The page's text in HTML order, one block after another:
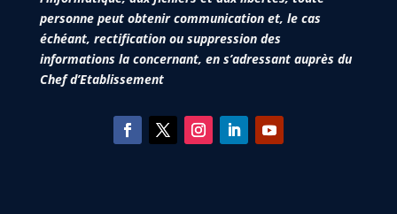
personne peut obtenir communication et, le cas
échéant, rectification ou suppression des
informations la concernant, en s’adressant auprès du
Chef d’Etablissement